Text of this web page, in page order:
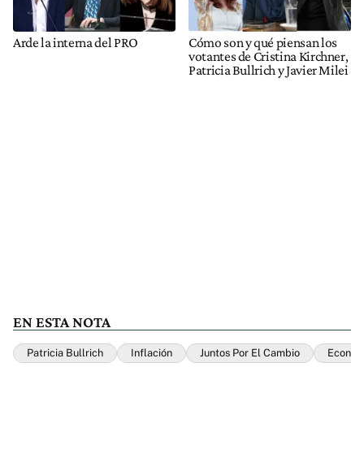
Arde la interna del PRO
Cómo son y qué piensan los
votantes de Cristina Kirchner,
Patricia Bullrich y Javier Milei
EN ESTA NOTA
Patricia Bullrich Inflación Juntos Por El Cambio